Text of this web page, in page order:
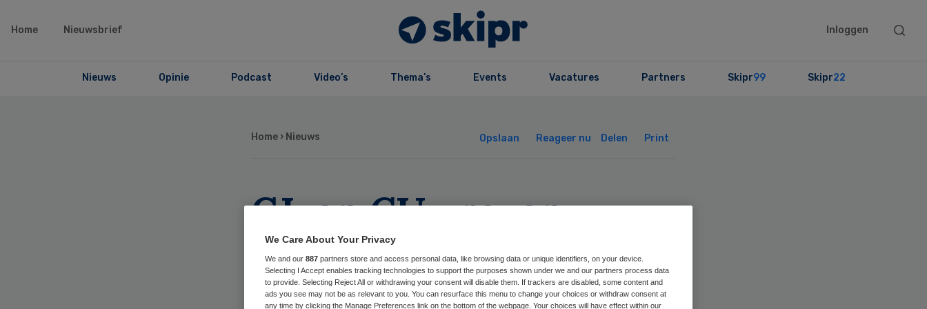
Home Nieuwsbrief Inloggen
Search
Nieuws Opinie Podcast Video’s Thema’s Events Vacatures Partners Skipr99 Skipr22
Home › Nieuws Opslaan Reageer nu Delen Print
GL en CU vrezen
wachtlijsten bij PvdA
We Care About Your Privacy
We and our 887 partners store and access personal data, like browsing data or unique identifiers, on your device.
Selecting I Accept enables tracking technologies to support the purposes shown under we and our partners process data
to provide. Selecting Reject All or withdrawing your consent will disable them. If trackers are disabled, some content and
ads you see may not be as relevant to you. You can resurface this menu to change your choices or withdraw consent at
any time by clicking the Manage Preferences link on the bottom of the webpage. Your choices will have effect within our